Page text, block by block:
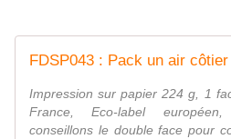
FDSP043 : Pack un air
Impression sur papier 224 g, 1
France, Eco-label
conseillons le double face pour